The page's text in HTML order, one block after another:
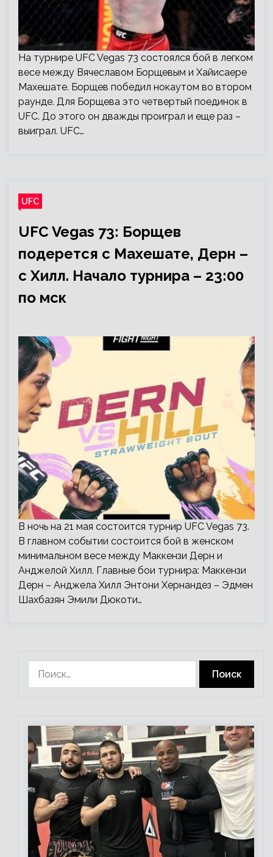
На турнире UFC Vegas 73 состоялся бой в легком
весе между Вячеславом Борщевым и Хайисаере
Махешате. Борщев победил нокаутом во втором
раунде. Для Борщева это четвертый поединок в
UFC. До этого он дважды проиграл и еще раз –
выиграл. UFC…
UFC
UFC Vegas 73: Борщев
подерется с Махешате, Дерн –
с Хилл. Начало турнира – 23:00
по мск
В ночь на 21 мая состоится турнир UFC Vegas 73.
В главном событии состоится бой в женском
минимальном весе между Маккензи Дерн и
Анджелой Хилл. Главные бои турнира: Маккензи
Дерн – Анджела Хилл Энтони Хернандез – Эдмен
Шахбазян Эмили Дюкоти…